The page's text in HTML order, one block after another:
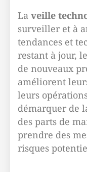
La veille
surveiller et à
tendances et
restant à jour,
de nouveaux
améliorent
leurs
démarquer de
des parts de
prendre des
risques